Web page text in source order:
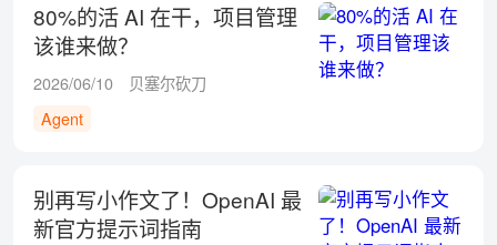
80%的活 AI 在干，项目管理
该谁来做？
2026/06/10
贝塞尔砍刀
Agent
别再写小作文了！OpenAI 最
新官方提示词指南